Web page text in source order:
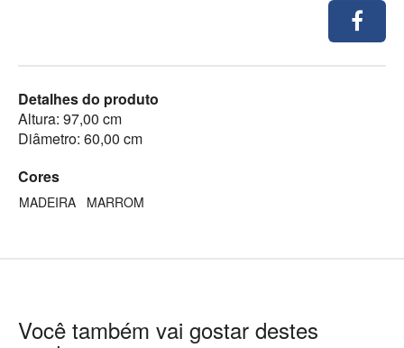
Detalhes do produto
Altura: 97,00 cm
Diâmetro: 60,00 cm
Cores
MADEIRA MARROM
Você também vai gostar destes